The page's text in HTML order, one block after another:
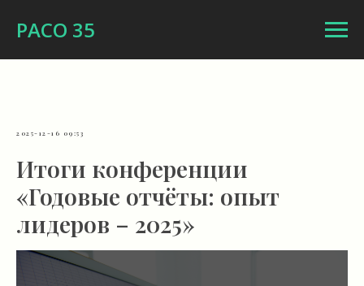
РАСО 35
2025-12-16 09:53
Итоги конференции
«Годовые отчёты: опыт
лидеров – 2025»